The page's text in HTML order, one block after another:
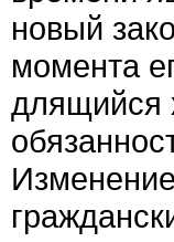
новый
момента
длящийся